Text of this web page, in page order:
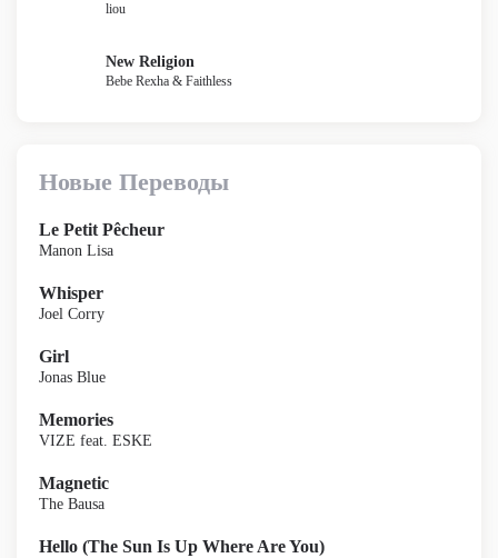
liou
New Religion
Bebe Rexha & Faithless
Новые Переводы
Le Petit Pêcheur
Manon Lisa
Whisper
Joel Corry
Girl
Jonas Blue
Memories
VIZE feat. ESKE
Magnetic
The Bausa
Hello (The Sun Is Up Where Are You)